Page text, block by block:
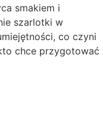
smakiem i
szarlotki w
co czyni
chce przygotować